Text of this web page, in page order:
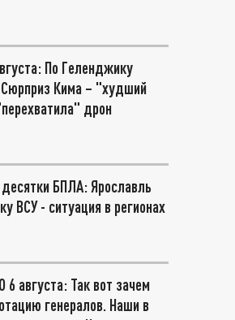
По Геленджику
Кима – "худший
дрон
БПЛА: Ярославль
ВСУ - ситуация в регионах
августа: Так вот зачем
генералов. Наши в